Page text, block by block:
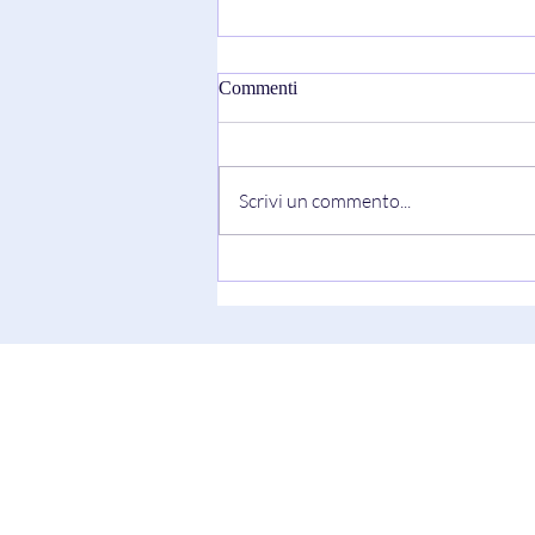
Commenti
Scrivi un commento...